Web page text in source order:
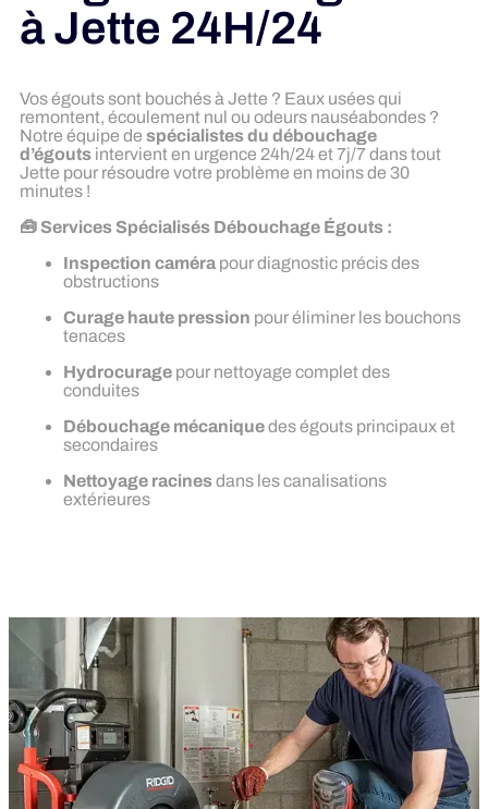
à Jette 24H/24
Vos égouts sont bouchés à Jette ? Eaux usées qui
remontent, écoulement nul ou odeurs nauséabondes ?
Notre équipe de spécialistes du débouchage
d’égouts intervient en urgence 24h/24 et 7j/7 dans tout
Jette pour résoudre votre problème en moins de 30
minutes !
🧰 Services Spécialisés Débouchage Égouts :
Inspection caméra pour diagnostic précis des
obstructions
Curage haute pression pour éliminer les bouchons
tenaces
Hydrocurage pour nettoyage complet des
conduites
Débouchage mécaniquedes égouts principaux et
secondaires
Nettoyage racinesdans les canalisations
extérieures